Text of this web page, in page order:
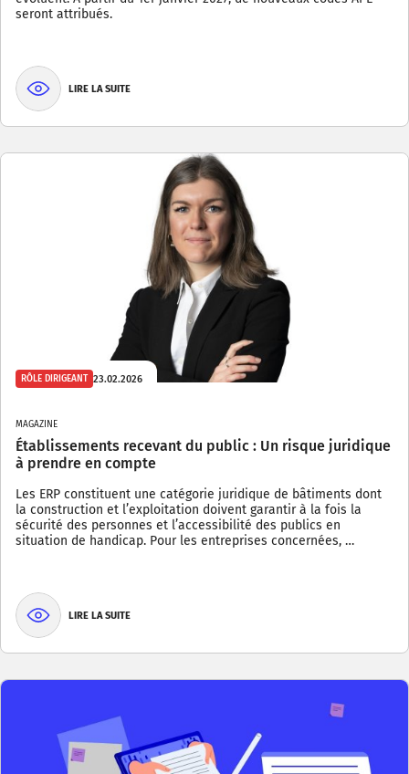
seront attribués.
LIRE LA SUITE
RÔLE DIRIGEANT 23.02.2026
MAGAZINE
Établissements recevant du public : Un risque juridique
à prendre en compte
Les ERP constituent une catégorie juridique de bâtiments dont
la construction et l’exploitation doivent garantir à la fois la
sécurité des personnes et l’accessibilité des publics en
situation de handicap. Pour les entreprises concernées, …
LIRE LA SUITE